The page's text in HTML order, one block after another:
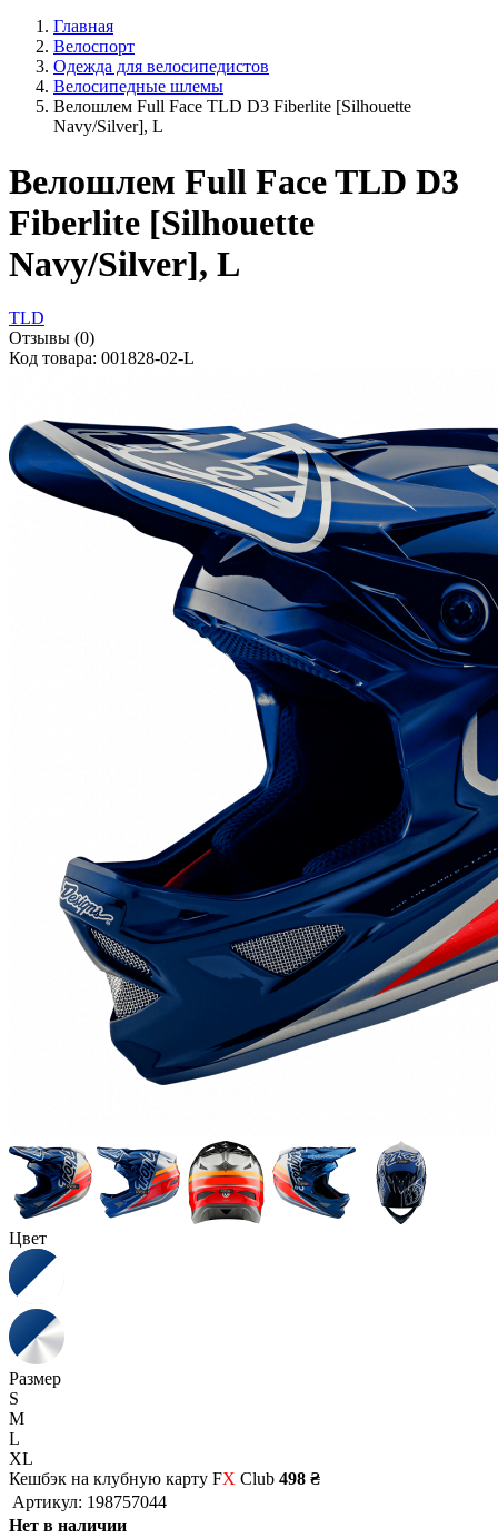
Главная
Велоспорт
Одежда для велосипедистов
Велосипедные шлемы
Велошлем Full Face TLD D3 Fiberlite [Silhouette
Navy/Silver], L
Велошлем Full Face TLD D3
Fiberlite [Silhouette
Navy/Silver], L
TLD
Отзывы (0)
Код товара: 001828-02-L
Цвет
Размер
S
M
L
XL
Кешбэк на клубную карту FX Club 498 ₴
Артикул: 198757044
Нет в наличии